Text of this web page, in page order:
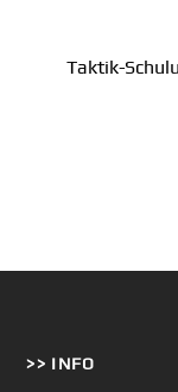
Taktik-
>> INFO